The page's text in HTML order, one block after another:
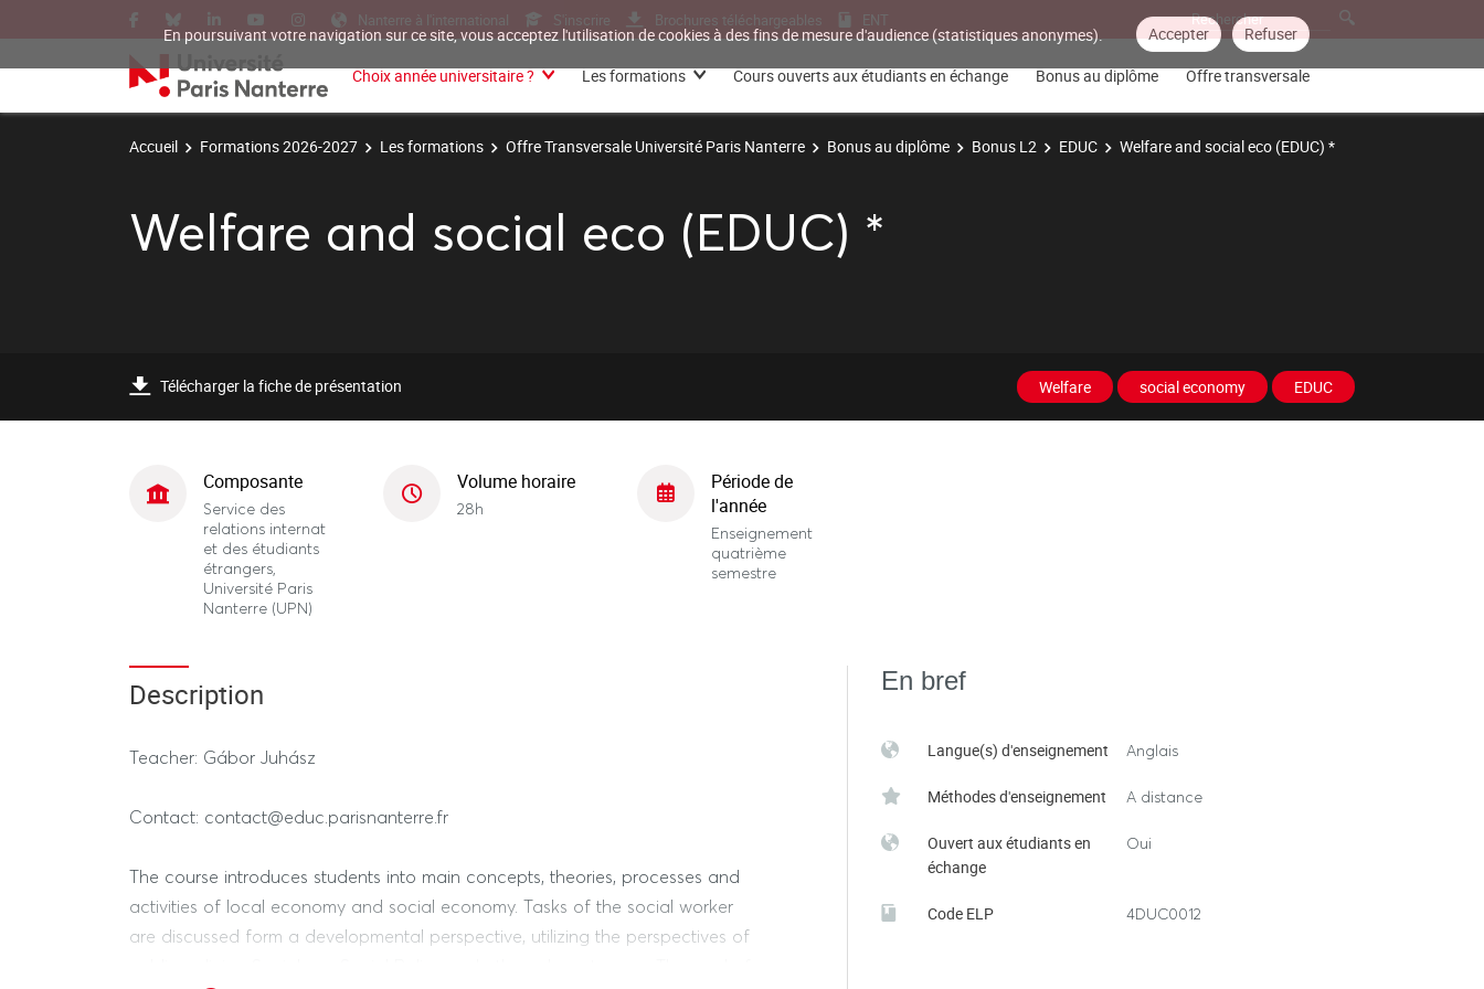
En poursuivant votre navigation sur ce site, vous acceptez l'utilisation de cookies à des fins de mesure d'audience (statistiques anonymes). Accepter Refuser
Nanterre à l'international S'inscrire Brochures téléchargeables ENT
Choix année universitaire ? Les formations Cours ouverts aux étudiants en échange Bonus au diplôme Offre transversale
Accueil Formations 2026-2027 Les formations Offre Transversale Université Paris Nanterre Bonus au diplôme Bonus L2 EDUC Welfare and social eco (EDUC) *
Welfare and social eco (EDUC) *
Télécharger la fiche de présentation Welfare social economy EDUC
Composante
Service des
relations internat
et des étudiants
étrangers,
Université Paris
Nanterre (UPN)
Volume horaire
28h
Période de
l'année
Enseignement
quatrième
semestre
Description
Teacher: Gábor Juhász
Contact: contact@educ.parisnanterre.fr
The course introduces students into main concepts, theories, processes and
activities of local economy and social economy. Tasks of the social worker
are discussed form a developmental perspective, utilizing the perspectives of
En bref
Langue(s) d'enseignement Anglais
Méthodes d'enseignement A distance
Ouvert aux étudiants en
échange
Oui
Code ELP 4DUC0012